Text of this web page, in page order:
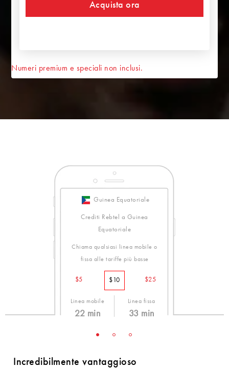
Acquista ora
Numeri premium e speciali non inclusi.
Guinea Equatoriale
Crediti Rebtel a Guinea
Equatoriale
Chiama qualsiasi linea mobile o
fissa alle tariffe più basse
$5 $10 $25
Linea mobile
22 min
Linea fissa
33 min
Incredibilmente vantaggioso